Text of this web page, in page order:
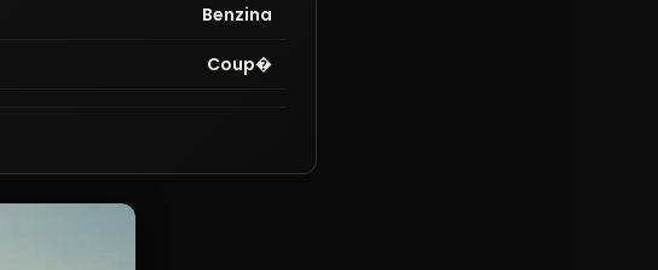
Benzina
Coup�